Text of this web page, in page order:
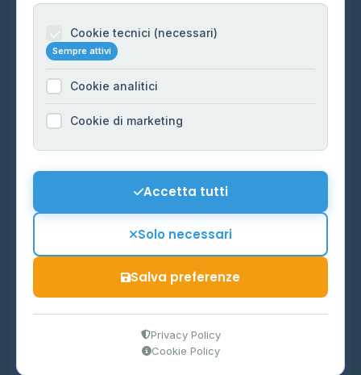
Informazioni legali
Cookie Policy
Preferenze Cookie
Mappa del sito
P.IVA 03859300364
Ministero delle Imprese e del Made in Italy
Cookie tecnici (necessari)
Sempre attivi
Cookie analitici
Cookie di marketing
Accetta tutti
Solo necessari
Salva preferenze
Privacy Policy
Cookie Policy